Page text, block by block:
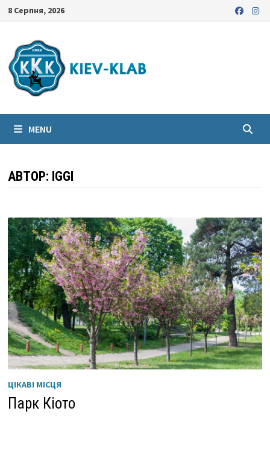
Skip
content
8 Серпня, 2026
MENU
АВТОР: IGGI
ЦІКАВІ МІСЦЯ
Парк Кіото